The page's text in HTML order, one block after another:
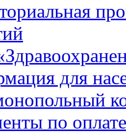
для
по